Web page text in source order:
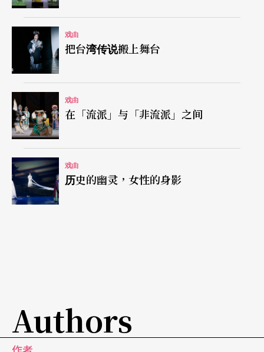
戏曲
把台湾传说搬上舞台
戏曲
在「流派」与「非流派」之间
戏曲
历史的幽灵，女性的身影
Authors